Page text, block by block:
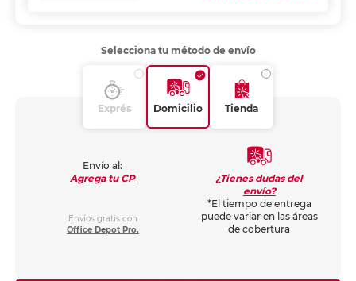
Selecciona tu método de envío
Exprés Domicilio Tienda
Envío al:
Agrega tu CP
Envíos gratis con
Office Depot Pro.
¿Tienes dudas del
envío?
*El tiempo de entrega
puede variar en las áreas
de cobertura